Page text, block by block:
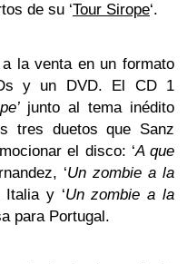
de su ‘Tour Sirope‘.
a la venta en un formato
y un DVD. El CD 1
junto al tema inédito
tres duetos que Sanz
el disco: ‘A que
‘Un zombie a la
Italia y ‘Un zombie a la
para Portugal.